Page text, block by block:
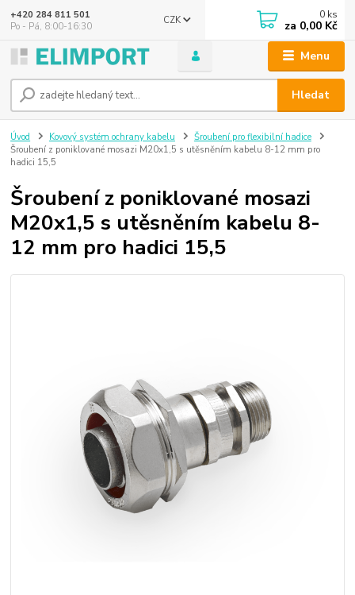
Menu
CZK
Hledat
+420 284 811 501
Po - Pá, 8:00-16:30
0 ks
za 0,00 Kč
Úvod Kovový systém ochrany kabelu
Šroubení pro flexibilní hadice
Šroubení z poniklované mosazi M20x1,5 s utěsněním kabelu 8-12 mm pro
hadici 15,5
Šroubení z poniklované mosazi
M20x1,5 s utěsněním kabelu 8-
12 mm pro hadici 15,5